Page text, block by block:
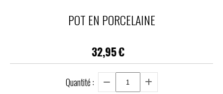
POT EN PORCELAINE
32,95€
Quantité :